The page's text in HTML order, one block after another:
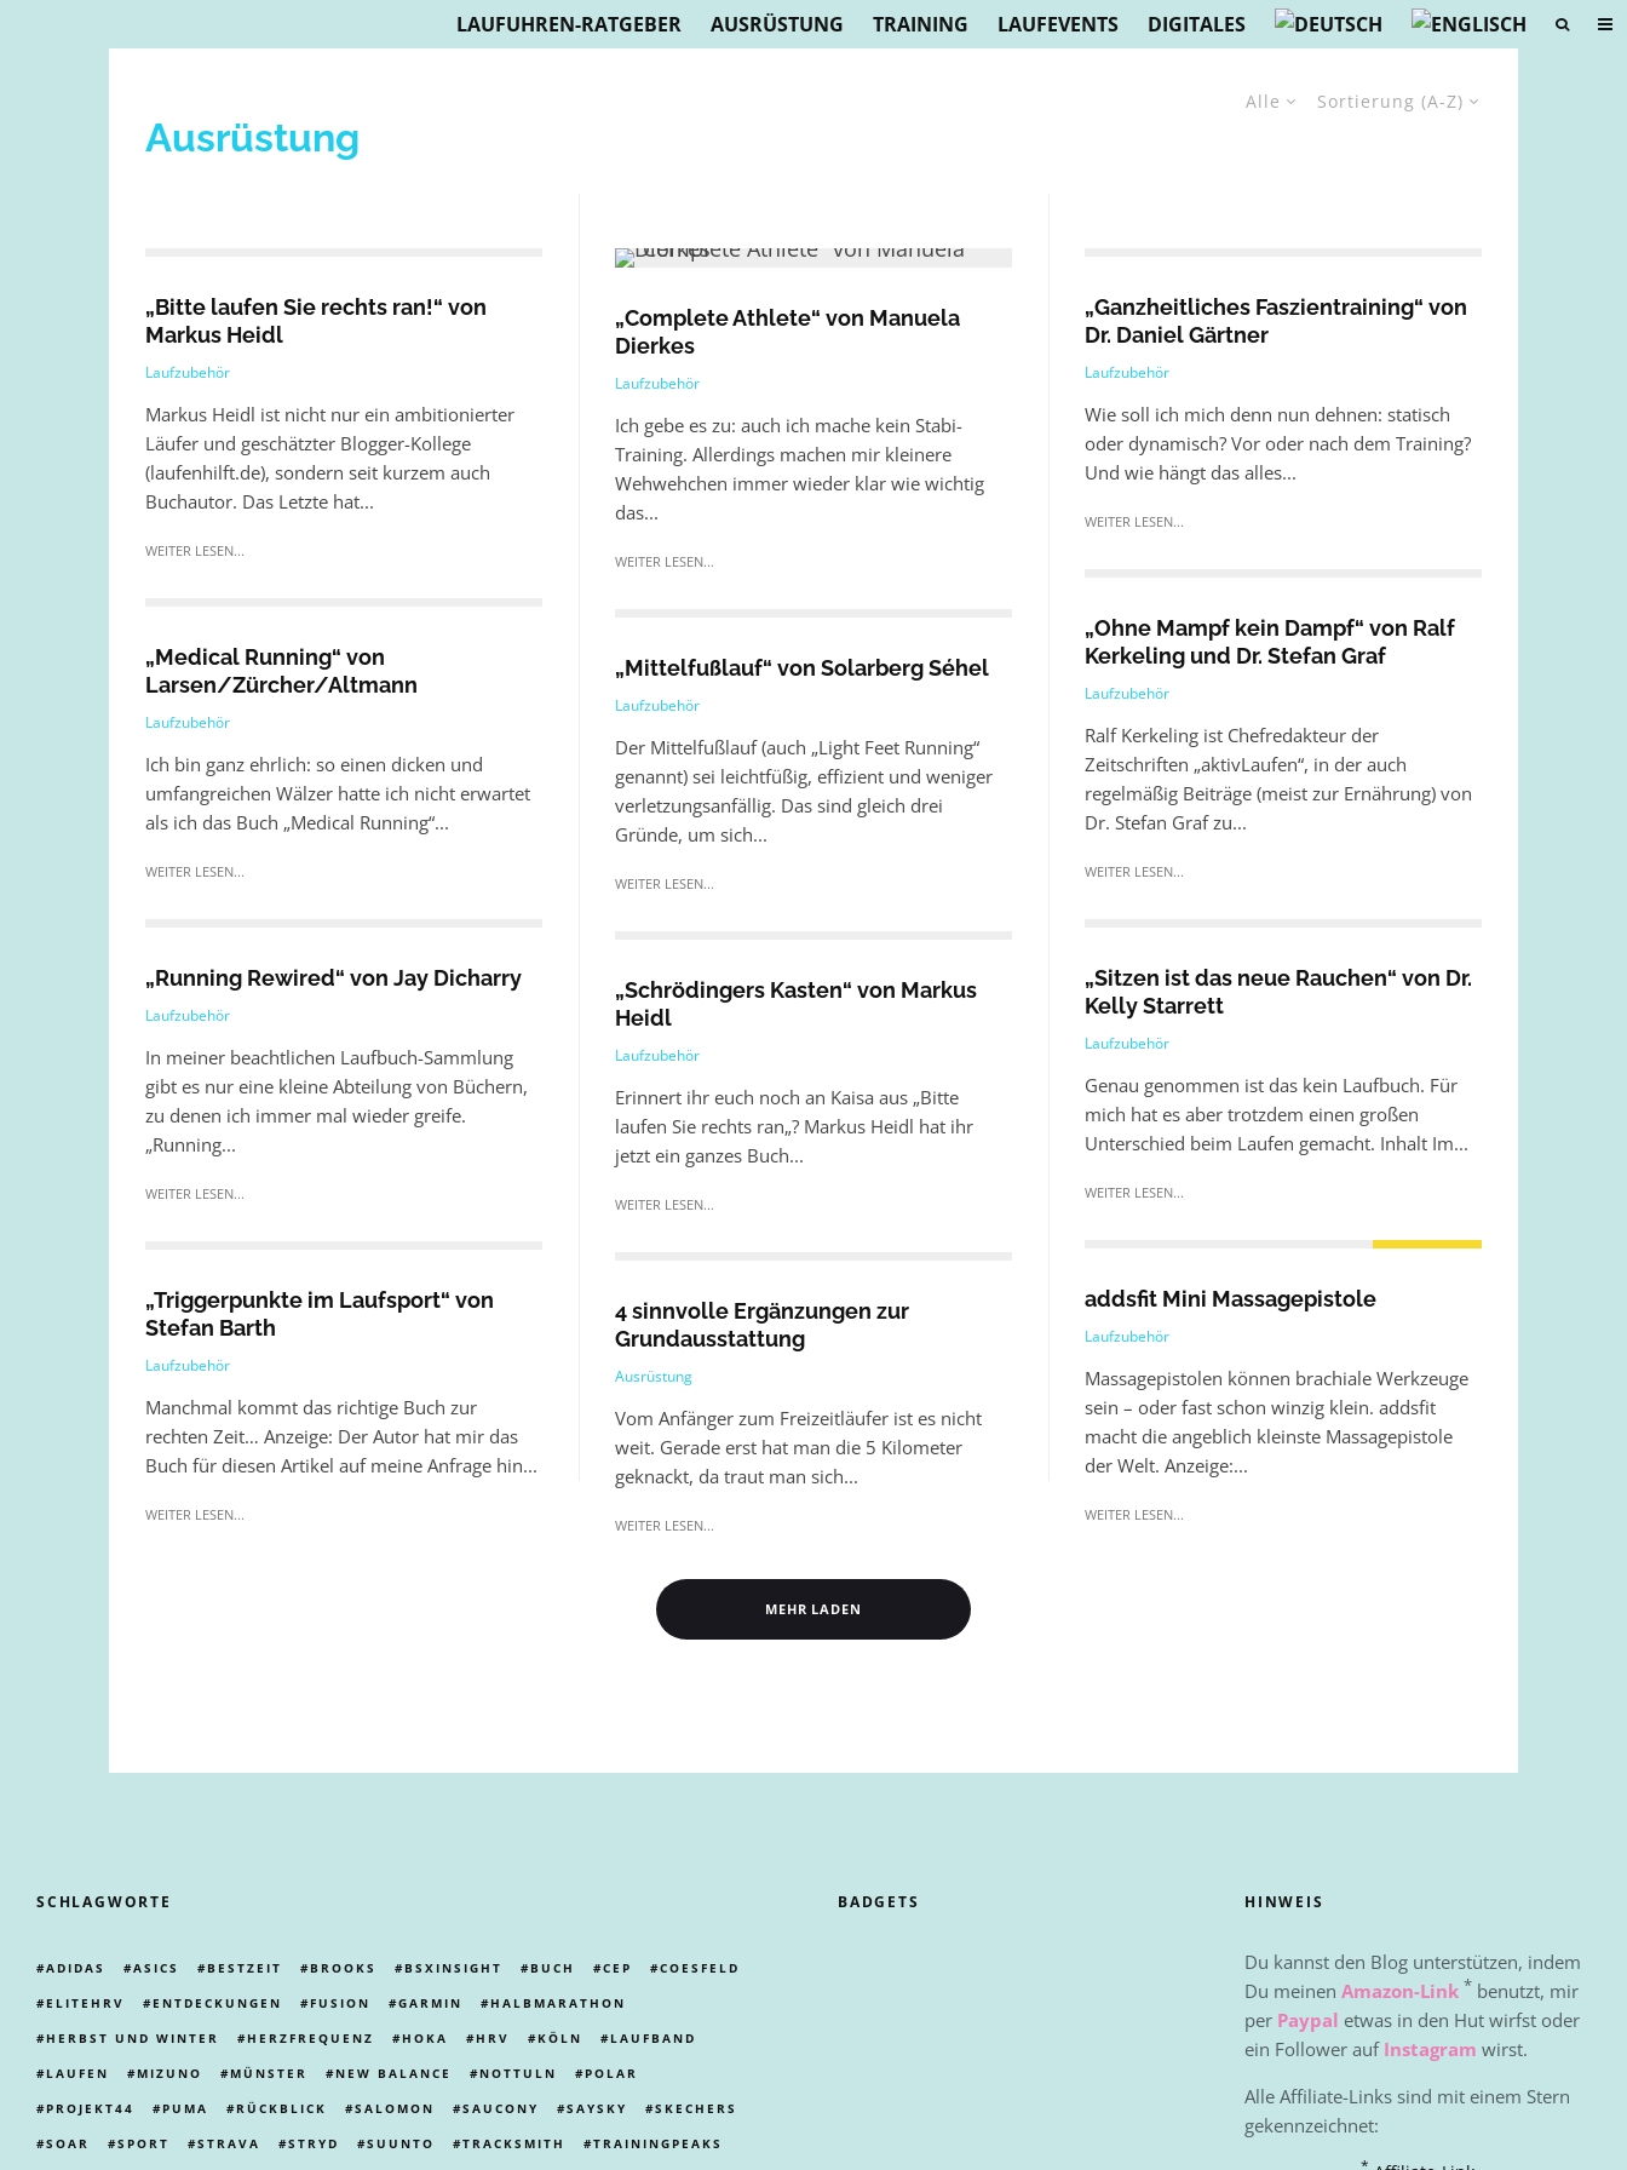
LAUFUHREN-RATGEBER AUSRÜSTUNG TRAINING LAUFEVENTS DIGITALES
Alle Sortierung (A-Z)
Ausrüstung
„Bitte laufen Sie rechts ran!“ von
Markus Heidl
Laufzubehör
Markus Heidl ist nicht nur ein ambitionierter
Läufer und geschätzter Blogger-Kollege
(laufenhilft.de), sondern seit kurzem auch
Buchautor. Das Letzte hat...
WEITER LESEN...
„Medical Running“ von
Larsen/Zürcher/Altmann
Laufzubehör
Ich bin ganz ehrlich: so einen dicken und
umfangreichen Wälzer hatte ich nicht erwartet
als ich das Buch „Medical Running“...
WEITER LESEN...
„Running Rewired“ von Jay Dicharry
Laufzubehör
In meiner beachtlichen Laufbuch-Sammlung
gibt es nur eine kleine Abteilung von Büchern,
zu denen ich immer mal wieder greife.
„Running...
WEITER LESEN...
„Triggerpunkte im Laufsport“ von
Stefan Barth
Laufzubehör
Manchmal kommt das richtige Buch zur
rechten Zeit… Anzeige: Der Autor hat mir das
Buch für diesen Artikel auf meine Anfrage hin...
WEITER LESEN...
„Complete Athlete“ von Manuela
Dierkes
Laufzubehör
Ich gebe es zu: auch ich mache kein Stabi-
Training. Allerdings machen mir kleinere
Wehwehchen immer wieder klar wie wichtig
das...
WEITER LESEN...
„Mittelfußlauf“ von Solarberg Séhel
Laufzubehör
Der Mittelfußlauf (auch „Light Feet Running“
genannt) sei leichtfüßig, effizient und weniger
verletzungsanfällig. Das sind gleich drei
Gründe, um sich...
WEITER LESEN...
„Schrödingers Kasten“ von Markus
Heidl
Laufzubehör
Erinnert ihr euch noch an Kaisa aus „Bitte
laufen Sie rechts ran„? Markus Heidl hat ihr
jetzt ein ganzes Buch...
WEITER LESEN...
4 sinnvolle Ergänzungen zur
Grundausstattung
Ausrüstung
Vom Anfänger zum Freizeitläufer ist es nicht
weit. Gerade erst hat man die 5 Kilometer
geknackt, da traut man sich...
WEITER LESEN...
„Ganzheitliches Faszientraining“ von
Dr. Daniel Gärtner
Laufzubehör
Wie soll ich mich denn nun dehnen: statisch
oder dynamisch? Vor oder nach dem Training?
Und wie hängt das alles...
WEITER LESEN...
„Ohne Mampf kein Dampf“ von Ralf
Kerkeling und Dr. Stefan Graf
Laufzubehör
Ralf Kerkeling ist Chefredakteur der
Zeitschriften „aktivLaufen“, in der auch
regelmäßig Beiträge (meist zur Ernährung) von
Dr. Stefan Graf zu...
WEITER LESEN...
„Sitzen ist das neue Rauchen“ von Dr.
Kelly Starrett
Laufzubehör
Genau genommen ist das kein Laufbuch. Für
mich hat es aber trotzdem einen großen
Unterschied beim Laufen gemacht. Inhalt Im...
WEITER LESEN...
addsfit Mini Massagepistole
Laufzubehör
Massagepistolen können brachiale Werkzeuge
sein – oder fast schon winzig klein. addsfit
macht die angeblich kleinste Massagepistole
der Welt. Anzeige:...
WEITER LESEN...
MEHR LADEN
SCHLAGWORTE
ADIDAS ASICS BESTZEIT BROOKS BSXINSIGHT BUCH CEP COESFELD
ELITEHRV ENTDECKUNGEN FUSION GARMIN HALBMARATHON
HERBST UND WINTER HERZFREQUENZ HOKA HRV KÖLN LAUFBAND
LAUFEN MIZUNO MÜNSTER NEW BALANCE NOTTULN POLAR
PROJEKT44 PUMA RÜCKBLICK SALOMON SAUCONY SAYSKY SKECHERS
SOAR SPORT STRAVA STRYD SUUNTO TRACKSMITH TRAININGPEAKS
BADGETS HINWEIS
Du kannst den Blog unterstützen, indem
Du meinen Amazon-Link * benutzt, mir
per Paypal etwas in den Hut wirfst oder
ein Follower auf Instagram wirst.
Alle Affiliate-Links sind mit einem Stern
gekennzeichnet:
*